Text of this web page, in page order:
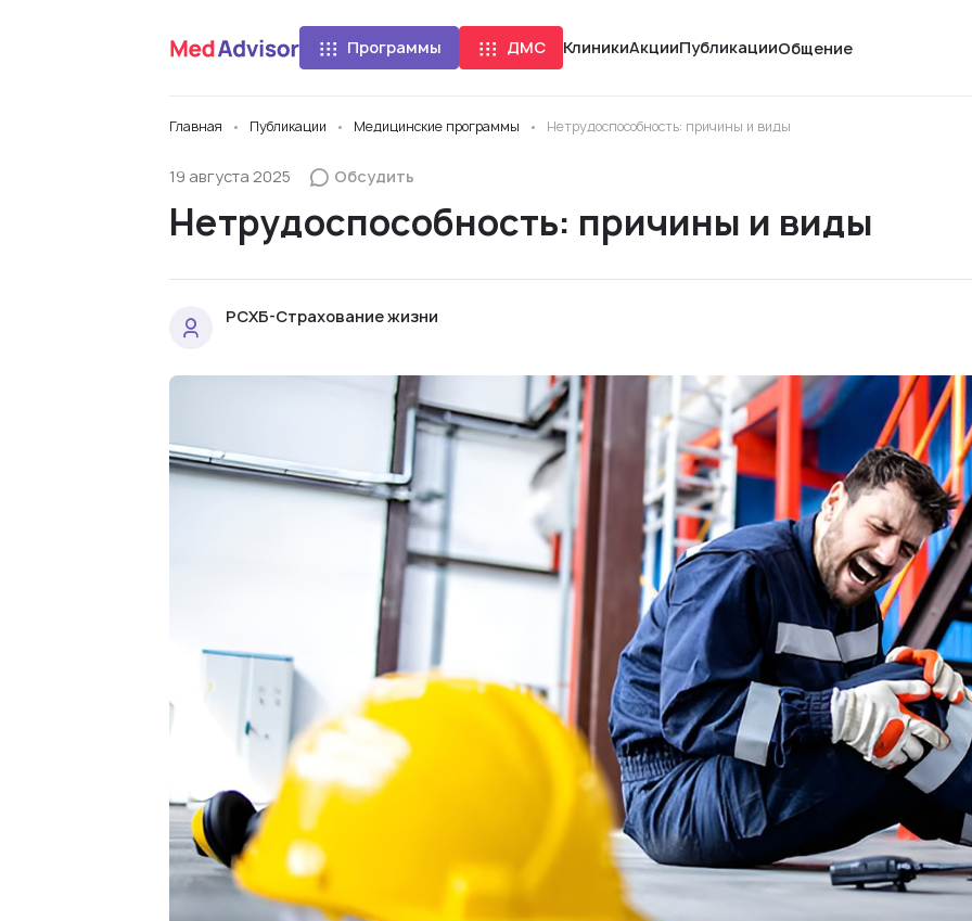
Программы ДМС КлиникиАкцииПубликацииОбщение
Главная Публикации Медицинские программы Нетрудоспособность: причины и виды
19 августа 2025 Обсудить
Нетрудоспособность: причины и виды
РСХБ-Страхование жизни